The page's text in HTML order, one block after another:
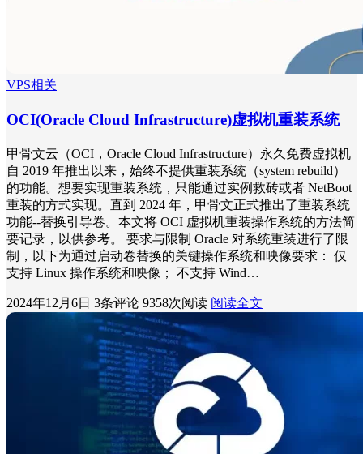
VPS相关
OCI(Oracle Cloud Infrastructure)虚拟机重装系统
甲骨文云（OCI，Oracle Cloud Infrastructure）永久免费虚拟机
自 2019 年推出以来，始终不提供重装系统（system rebuild）
的功能。想要实现重装系统，只能通过实例救砖或者 NetBoot
重装的方式实现。直到 2024 年，甲骨文正式推出了重装系统
功能--替换引导卷。本文将 OCI 虚拟机重装操作系统的方法简
要记录，以供参考。 要求与限制 Oracle 对系统重装进行了限
制，以下为通过启动卷替换的关键操作系统和映像要求： 仅
支持 Linux 操作系统和映像； 不支持 Wind…
2024年12月6日 3条评论 9358次阅读 阅读全文